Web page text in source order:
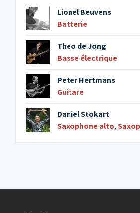
Lionel Beuvens
Batterie
Theo de Jong
Basse électrique
Peter Hertmans
Guitare
Daniel Stokart
Saxophone alto,